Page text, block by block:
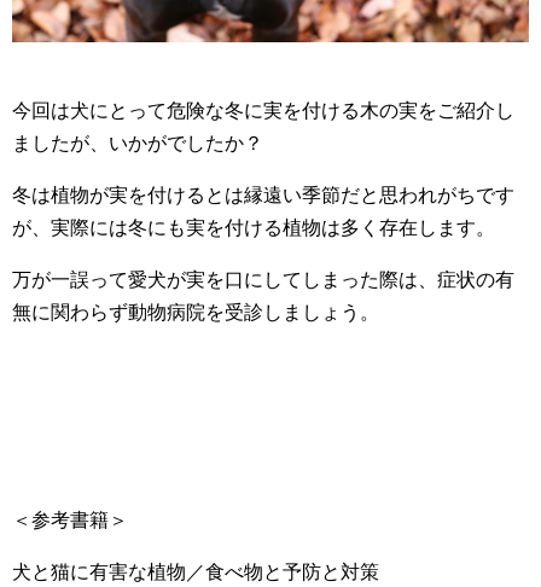
今回は犬にとって危険な冬に実を付ける木の実をご紹介し
ましたが、いかがでしたか？
冬は植物が実を付けるとは縁遠い季節だと思われがちです
が、実際には冬にも実を付ける植物は多く存在します。
万が一誤って愛犬が実を口にしてしまった際は、症状の有
無に関わらず動物病院を受診しましょう。
＜参考書籍＞
犬と猫に有害な植物／食べ物と予防と対策